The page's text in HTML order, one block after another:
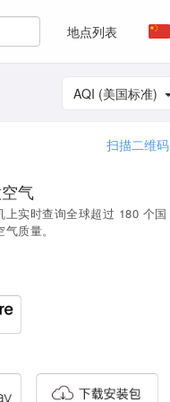
地点列表
AQI (美国标准)
扫描二维码
气
上实时查询全球超过 180 个国
质量。